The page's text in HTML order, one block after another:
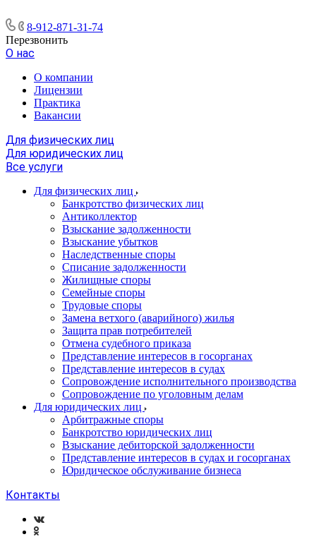
8-912-871-31-74
Перезвонить
О нас
О компании
Лицензии
Практика
Вакансии
Для физических лиц
Для юридических лиц
Все услуги
Для физических лиц
Банкротство физических лиц
Антиколлектор
Взыскание задолженности
Взыскание убытков
Наследственные споры
Списание задолженности
Жилищные споры
Семейные споры
Трудовые споры
Замена ветхого (аварийного) жилья
Защита прав потребителей
Отмена судебного приказа
Представление интересов в госорганах
Представление интересов в судах
Сопровождение исполнительного производства
Сопровождение по уголовным делам
Для юридических лиц
Арбитражные споры
Банкротство юридических лиц
Взыскание дебиторской задолженности
Представление интересов в судах и госорганах
Юридическое обслуживание бизнеса
Контакты